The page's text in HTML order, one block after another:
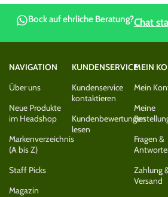
Bock auf ehrliche Beratung?Chat
NAVIGATION
Über uns
Neue Produkte
im Headshop
Markenverzeichnis
(A bis Z)
Staff Picks
Magazin
KUNDENSERVICE
Kundenservice
kontaktieren
Kundenbewertungen
lesen
MEIN
Mein
Meine
Fragen &
Zahlung
Versand